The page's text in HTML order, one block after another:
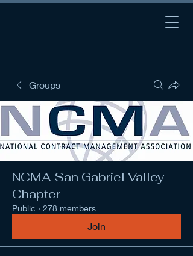
Groups
NCMA San Gabriel Valley
Chapter
Public · 278 members
Join